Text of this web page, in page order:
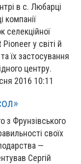
в с. Любарці
компанії
селекційної
у світі й
та їх застосування
центру.
2016 10:11
з Фрунзівського
своїх
—
Сергій